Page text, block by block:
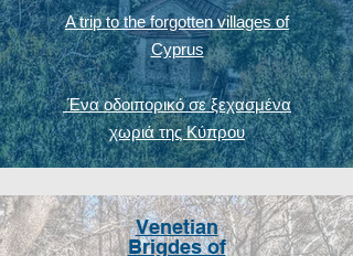
A trip to the forgotten villages of
Cyprus
Ένα οδοιπορικό σε ξεχασμένα
χωριά της Κύπρου
Venetian
Brigdes of